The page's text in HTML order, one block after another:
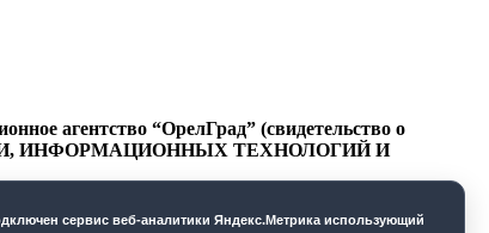
агентство “ОрелГрад” (свидетельство о
ИНФОРМАЦИОННЫХ ТЕХНОЛОГИЙ И
сервис веб-аналитики Яндекс.Метрика использующий